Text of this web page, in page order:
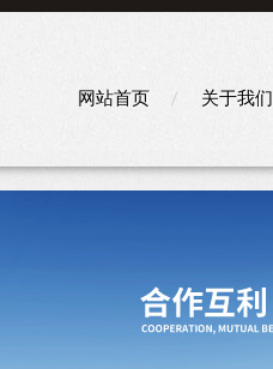
网站首页 关于我们